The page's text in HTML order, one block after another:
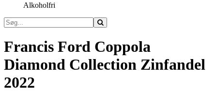
Alkoholfri
Francis Ford Coppola
Diamond Collection Zinfandel
2022